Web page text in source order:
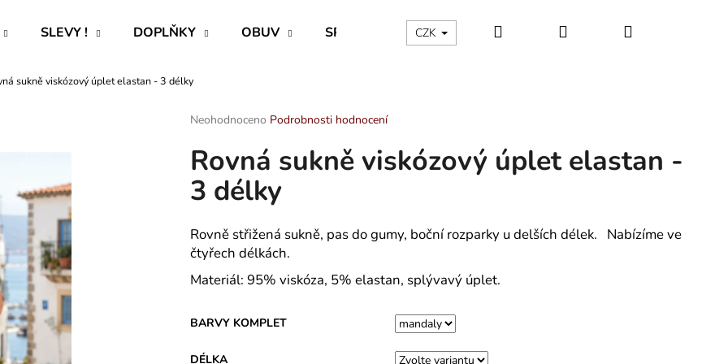
SLEVY ! DOPLŇKY OBUV SPECIÁLNÍ KATEGORIE Kontakty - máte nějaký dotaz?
CZK Hledat PřihlášeníNákupní
sukně viskózový úplet elastan - 3 délky
Průměrné
produktu
je
0,0
z
hvězdiček.
Neohodnoceno Podrobnosti hodnocení
Rovná sukně viskózový úplet elastan -
3 délky
Rovně střižená sukně, pas do gumy, boční rozparky u delších délek. Nabízíme ve
čtyřech délkách.
Materiál: 95% viskóza, 5% elastan, splývavý úplet.
BARVY KOMPLET
DÉLKA
Co potřebujete najít?
HLEDAT
Doporučujeme
TEPLÁKOVÝ KABÁT - PAVLIK 24 - PÁNSKÉ KRÁTKÉ PYŽAMO